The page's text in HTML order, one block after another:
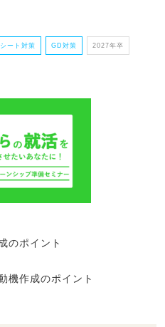
ート対策 GD対策 2027年卒
のポイント
機作成のポイント